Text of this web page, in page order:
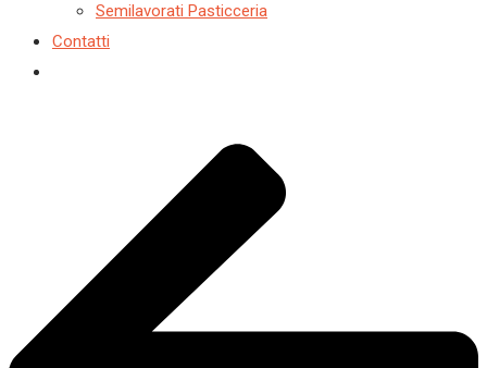
Semilavorati Pasticceria
Contatti